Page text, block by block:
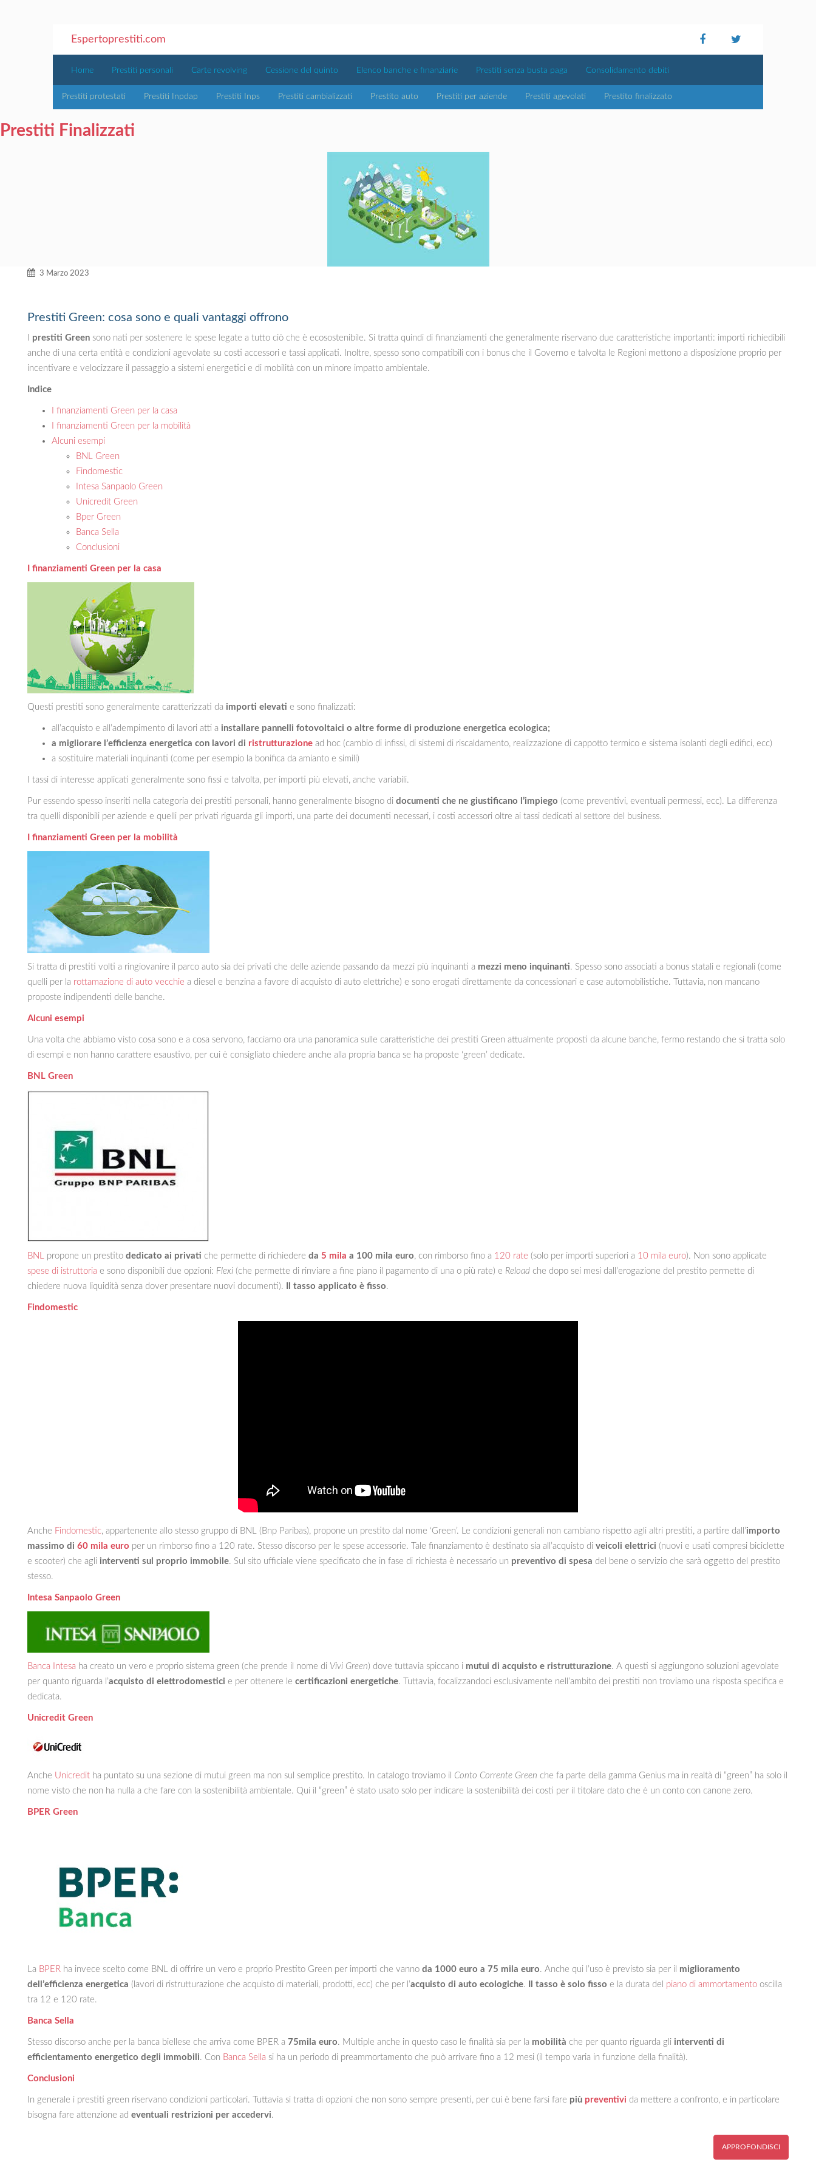
Espertoprestiti.com
Home Prestiti personali Carte revolving Cessione del quinto Elenco banche e finanziarie Prestiti senza busta paga Consolidamento debiti
Prestiti protestati Prestiti Inpdap Prestiti Inps Prestiti cambializzati Prestito auto Prestiti per aziende Prestiti agevolati Prestito finalizzato
Prestiti Finalizzati
3 Marzo 2023
Prestiti Green: cosa sono e quali vantaggi offrono
prestiti Green sono nati per sostenere le spese legate a tutto ciò che è ecosostenibile. Si tratta quindi di finanziamenti che generalmente riservano due caratteristiche importanti: importi richiedibili
anche di una certa entità e condizioni agevolate su costi accessori e tassi applicati. Inoltre, spesso sono compatibili con i bonus che il Governo e talvolta le Regioni mettono a disposizione proprio per
incentivare e velocizzare il passaggio a sistemi energetici e di mobilità con un minore impatto ambientale.
Indice
I finanziamenti Green per la casa
I finanziamenti Green per la mobilità
Alcuni esempi
BNL Green
Findomestic
Intesa Sanpaolo Green
Unicredit Green
Bper Green
Banca Sella
Conclusioni
I finanziamenti Green per la casa
Questi prestiti sono generalmente caratterizzati da importi elevati e sono finalizzati:
all’acquisto e all’adempimento di lavori atti a installare pannelli fotovoltaici o altre forme di produzione energetica ecologica;
a migliorare l’efficienza energetica con lavori di ristrutturazione ad hoc (cambio di infissi, di sistemi di riscaldamento, realizzazione di cappotto termico e sistema isolanti degli edifici, ecc)
a sostituire materiali inquinanti (come per esempio la bonifica da amianto e simili)
I tassi di interesse applicati generalmente sono fissi e talvolta, per importi più elevati, anche variabili.
Pur essendo spesso inseriti nella categoria dei prestiti personali, hanno generalmente bisogno di documenti che ne giustificano l’impiego (come preventivi, eventuali permessi, ecc). La differenza
tra quelli disponibili per aziende e quelli per privati riguarda gli importi, una parte dei documenti necessari, i costi accessori oltre ai tassi dedicati al settore del business.
I finanziamenti Green per la mobilità
Si tratta di prestiti volti a ringiovanire il parco auto sia dei privati che delle aziende passando da mezzi più inquinanti a mezzi meno inquinanti. Spesso sono associati a bonus statali e regionali (come
quelli per la rottamazione di auto vecchie a diesel e benzina a favore di acquisto di auto elettriche) e sono erogati direttamente da concessionari e case automobilistiche. Tuttavia, non mancano
proposte indipendenti delle banche.
Alcuni esempi
Una volta che abbiamo visto cosa sono e a cosa servono, facciamo ora una panoramica sulle caratteristiche dei prestiti Green attualmente proposti da alcune banche, fermo restando che si tratta solo
di esempi e non hanno carattere esaustivo, per cui è consigliato chiedere anche alla propria banca se ha proposte ‘green’ dedicate.
BNL Green
BNL propone un prestito dedicato ai privati che permette di richiedere da 5 mila a 100 mila euro, con rimborso fino a 120 rate (solo per importi superiori a 10 mila euro). Non sono applicate
spese di istruttoria e sono disponibili due opzioni: Flexi (che permette di rinviare a fine piano il pagamento di una o più rate) e Reload che dopo sei mesi dall’erogazione del prestito permette di
chiedere nuova liquidità senza dover presentare nuovi documenti).
Il tasso applicato è fisso.
Findomestic
Anche Findomestic, appartenente allo stesso gruppo di BNL (Bnp Paribas), propone un prestito dal nome ‘Green’. Le condizioni generali non cambiano rispetto agli altri prestiti, a partire dall’importo
massimo di 60 mila euro per un rimborso fino a 120 rate. Stesso discorso per le spese accessorie. Tale finanziamento è destinato sia all’acquisto di veicoli elettrici (nuovi e usati compresi biciclette
e scooter) che agli interventi sul proprio immobile. Sul sito ufficiale viene specificato che in fase di richiesta è necessario un preventivo di spesa del bene o servizio che sarà oggetto del prestito
stesso.
Intesa Sanpaolo Green
Banca Intesa ha creato un vero e proprio sistema green (che prende il nome di Vivi Green) dove tuttavia spiccano i mutui di acquisto e ristrutturazione. A questi si aggiungono soluzioni agevolate
per quanto riguarda l’acquisto di elettrodomestici e per ottenere le certificazioni energetiche. Tuttavia, focalizzandoci esclusivamente nell’ambito dei prestiti non troviamo una risposta specifica e
dedicata.
Unicredit Green
Anche Unicredit ha puntato su una sezione di mutui green ma non sul semplice prestito. In catalogo troviamo il Conto Corrente Green che fa parte della gamma Genius ma in realtà di “green” ha solo il
nome visto che non ha nulla a che fare con la sostenibilità ambientale. Qui il “green” è stato usato solo per indicare la sostenibilità dei costi per il titolare dato che è un conto con canone zero.
BPER Green
La BPER ha invece scelto come BNL di offrire un vero e proprio Prestito Green per importi che vanno da 1000 euro a 75 mila euro. Anche qui l’uso è previsto sia per il miglioramento
dell’efficienza energetica (lavori di ristrutturazione che acquisto di materiali, prodotti, ecc) che per l’acquisto di auto ecologiche. Il tasso è solo fisso e la durata del piano di ammortamento oscilla
tra 12 e 120 rate.
Banca Sella
Stesso discorso anche per la banca biellese che arriva come BPER a 75mila euro. Multiple anche in questo caso le finalità sia per la mobilità che per quanto riguarda gli interventi di
efficientamento energetico degli immobili. Con Banca Sella si ha un periodo di preammortamento che può arrivare fino a 12 mesi (il tempo varia in funzione della finalità).
Conclusioni
In generale i prestiti green riservano condizioni particolari. Tuttavia si tratta di opzioni che non sono sempre presenti, per cui è bene farsi fare più preventivi da mettere a confronto, e in particolare
bisogna fare attenzione ad eventuali restrizioni per accedervi.
APPROFONDISCI